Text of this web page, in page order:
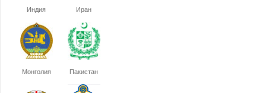
Индия Иран
Монголия Пакистан